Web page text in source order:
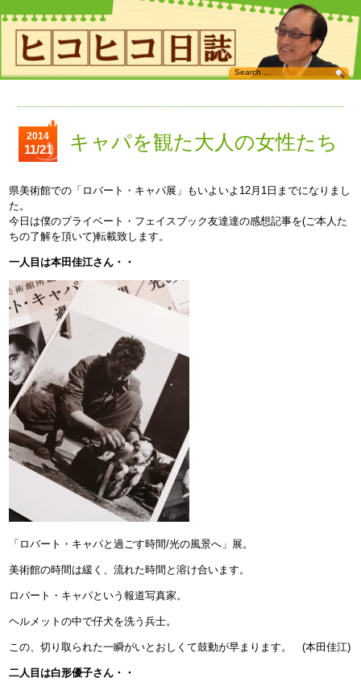
2014
11/21 キャパを観た大人の女性たち
県美術館での「ロバート・キャパ展」もいよいよ12月1日までになりまし
た。
今日は僕のプライベート・フェイスブック友達達の感想記事を(ご本人た
ちの了解を頂いて)転載致します。
一人目は本田佳江さん・・
「ロバート・キャパと過ごす時間/光の風景へ」展。
美術館の時間は緩く、流れた時間と溶け合います。
ロバート・キャパという報道写真家。
ヘルメットの中で仔犬を洗う兵士。
この、切り取られた一瞬がいとおしくて鼓動が早まります。 (本田佳江)
二人目は白形優子さん・・